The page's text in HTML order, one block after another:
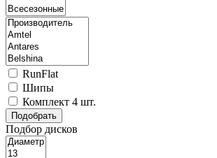
RunFlat
Шипы
Комплект 4 шт.
Подбор дисков